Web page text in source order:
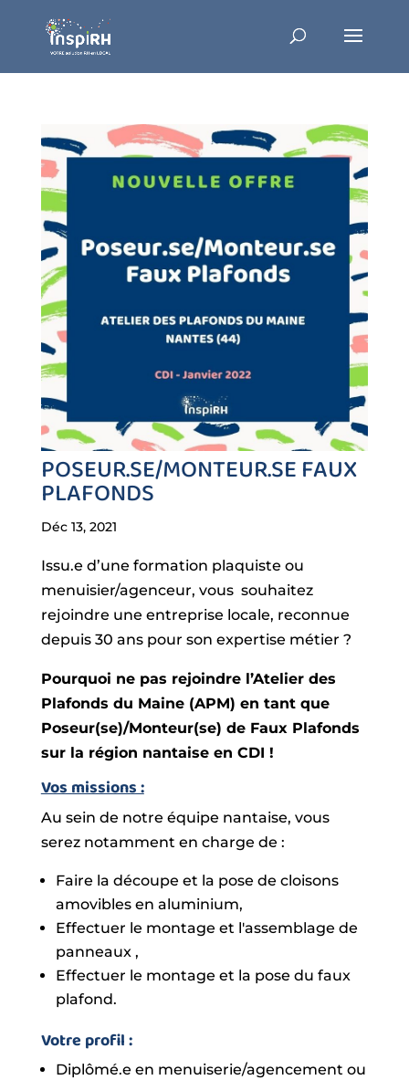
POSEUR.SE/MONTEUR.SE FAUX
PLAFONDS
Déc 13, 2021
Issu.e d’une formation plaquiste ou
menuisier/agenceur, vous souhaitez
rejoindre une entreprise locale, reconnue
depuis 30 ans pour son expertise métier ?
Pourquoi ne pas rejoindre l’Atelier des
Plafonds du Maine (APM) en tant que
Poseur(se)/Monteur(se) de Faux Plafonds
sur la région nantaise en CDI !
Vos missions :
Au sein de notre équipe nantaise, vous
serez notamment en charge de :
Faire la découpe et la pose de cloisons
amovibles en aluminium,
Effectuer le montage et l'assemblage de
panneaux ,
Effectuer le montage et la pose du faux
plafond.
Votre profil:
Diplômé.e en menuiserie/agencement ou